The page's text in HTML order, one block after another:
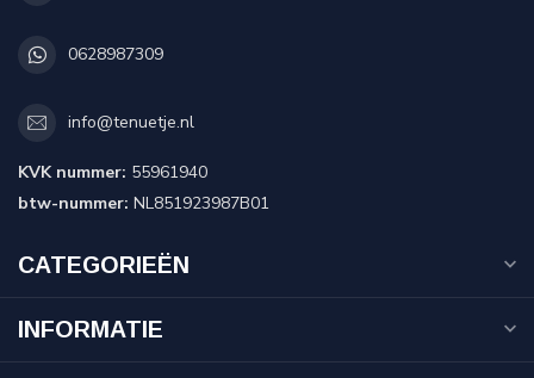
0628987309
info@tenuetje.nl
KVK nummer: 55961940
btw-nummer: NL851923987B01
CATEGORIEËN
INFORMATIE